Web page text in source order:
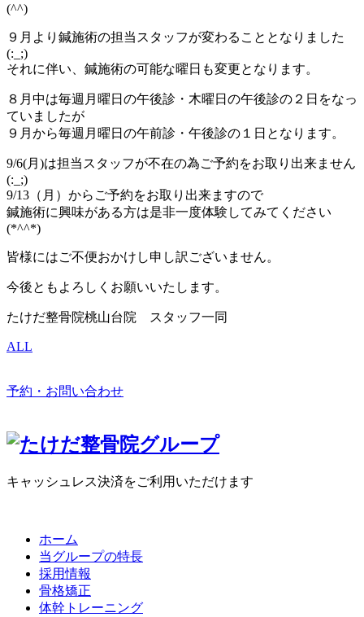
(^^)
９月より鍼施術の担当スタッフが変わることとなりました
(:_;)
それに伴い、鍼施術の可能な曜日も変更となります。
８月中は毎週月曜日の午後診・木曜日の午後診の２日をなっ
ていましたが
９月から毎週月曜日の午前診・午後診の１日となります。
9/6(月)は担当スタッフが不在の為ご予約をお取り出来ません
(:_;)
9/13（月）からご予約をお取り出来ますので
鍼施術に興味がある方は是非一度体験してみてください
(*^^*)
皆様にはご不便おかけし申し訳ございません。
今後ともよろしくお願いいたします。
たけだ整骨院桃山台院 スタッフ一同
ALL
予約・お問い合わせ
キャッシュレス決済をご利用いただけます
ホーム
当グループの特長
採用情報
骨格矯正
体幹トレーニング